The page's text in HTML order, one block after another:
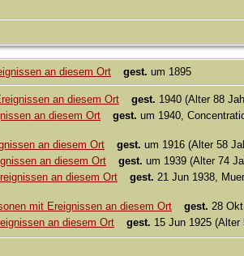
gest. um 1895
gest. 1940 (Alter 88
gest. um 1940,
gest. um 1916 (Alter 58
gest. um 1939 (Alter 74
gest. 21 Jun 1938,
gest. 28
gest. 15 Jun 1925 (Alter